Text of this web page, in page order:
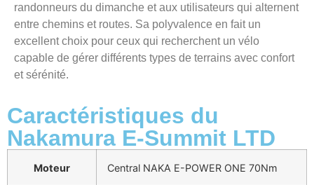
randonneurs du dimanche et aux utilisateurs qui alternent
entre chemins et routes. Sa polyvalence en fait un
excellent choix pour ceux qui recherchent un vélo
capable de gérer différents types de terrains avec confort
et sérénité.
Caractéristiques du
Nakamura E-Summit LTD
Moteur Central NAKA E-POWER ONE 70Nm